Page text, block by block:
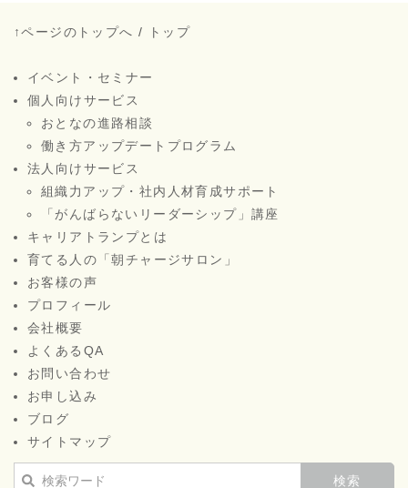
↑ページのトップへ / トップ
イベント・セミナー
個人向けサービス
おとなの進路相談
働き方アップデートプログラム
法人向けサービス
組織力アップ・社内人材育成サポート
「がんばらないリーダーシップ」講座
キャリアトランプとは
育てる人の「朝チャージサロン」
お客様の声
プロフィール
会社概要
よくあるQA
お問い合わせ
お申し込み
ブログ
サイトマップ